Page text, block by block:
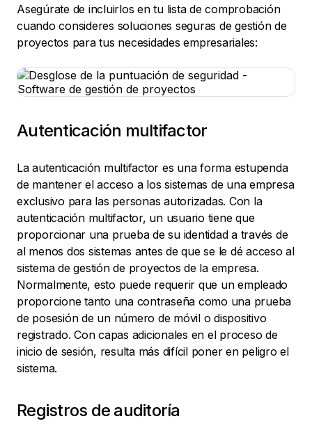
Asegúrate de incluirlos en tu lista de comprobación
cuando consideres soluciones seguras de gestión de
proyectos para tus necesidades empresariales:
Autenticación multifactor
La autenticación multifactor es una forma estupenda
de mantener el acceso a los sistemas de una empresa
exclusivo para las personas autorizadas. Con la
autenticación multifactor, un usuario tiene que
proporcionar una prueba de su identidad a través de
al menos dos sistemas antes de que se le dé acceso al
sistema de gestión de proyectos de la empresa.
Normalmente, esto puede requerir que un empleado
proporcione tanto una contraseña como una prueba
de posesión de un número de móvil o dispositivo
registrado. Con capas adicionales en el proceso de
inicio de sesión, resulta más difícil poner en peligro el
sistema.
Registros de auditoría